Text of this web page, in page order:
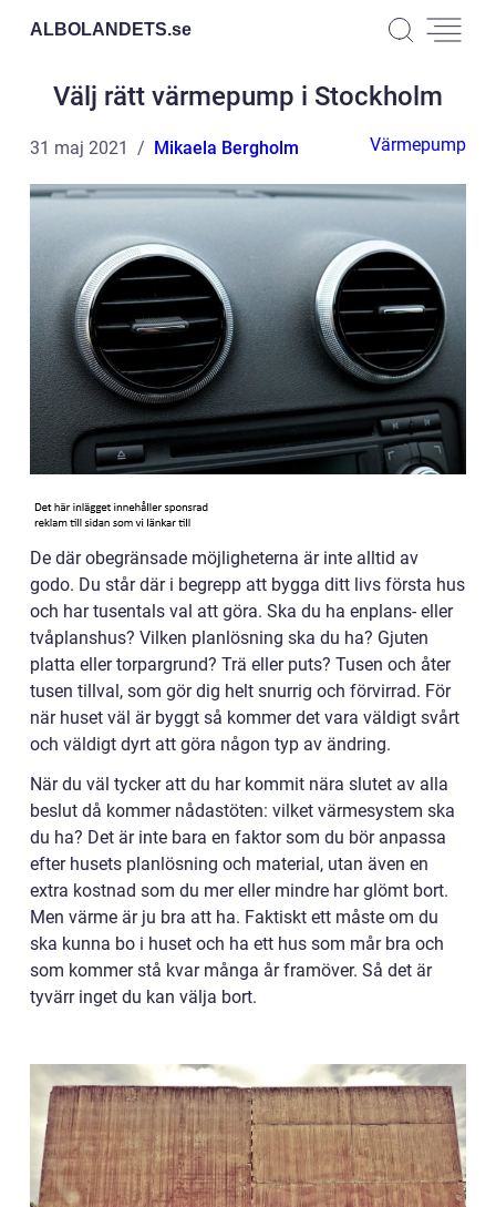
ALBOLANDETS.se
Välj rätt värmepump i Stockholm
31 maj 2021 Mikaela Bergholm Värmepump
De där obegränsade möjligheterna är inte alltid av
godo. Du står där i begrepp att bygga ditt livs första hus
och har tusentals val att göra. Ska du ha enplans- eller
tvåplanshus? Vilken planlösning ska du ha? Gjuten
platta eller torpargrund? Trä eller puts? Tusen och åter
tusen tillval, som gör dig helt snurrig och förvirrad. För
när huset väl är byggt så kommer det vara väldigt svårt
och väldigt dyrt att göra någon typ av ändring.
När du väl tycker att du har kommit nära slutet av alla
beslut då kommer nådastöten: vilket värmesystem ska
du ha? Det är inte bara en faktor som du bör anpassa
efter husets planlösning och material, utan även en
extra kostnad som du mer eller mindre har glömt bort.
Men värme är ju bra att ha. Faktiskt ett måste om du
ska kunna bo i huset och ha ett hus som mår bra och
som kommer stå kvar många år framöver. Så det är
tyvärr inget du kan välja bort.